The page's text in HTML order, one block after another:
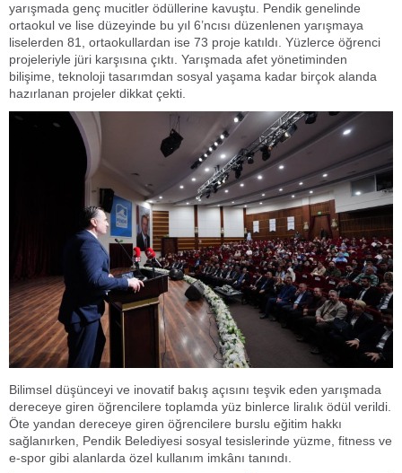
yarışmada genç mucitler ödüllerine kavuştu. Pendik genelinde
ortaokul ve lise düzeyinde bu yıl 6’ncısı düzenlenen yarışmaya
liselerden 81, ortaokullardan ise 73 proje katıldı. Yüzlerce öğrenci
projeleriyle jüri karşısına çıktı. Yarışmada afet yönetiminden
bilişime, teknoloji tasarımdan sosyal yaşama kadar birçok alanda
hazırlanan projeler dikkat çekti.
Bilimsel düşünceyi ve inovatif bakış açısını teşvik eden yarışmada
dereceye giren öğrencilere toplamda yüz binlerce liralık ödül verildi.
Öte yandan dereceye giren öğrencilere burslu eğitim hakkı
sağlanırken, Pendik Belediyesi sosyal tesislerinde yüzme, fitness ve
e-spor gibi alanlarda özel kullanım imkânı tanındı.